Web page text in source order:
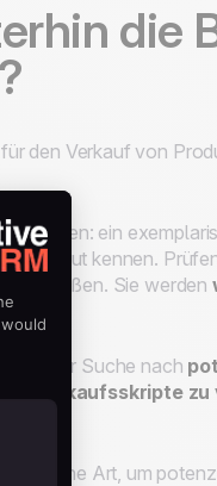
die
den Verkauf von
Worten: ein
gut kennen.
Sie werden
bei der Suche nach
Vekaufsskripte
Art, um